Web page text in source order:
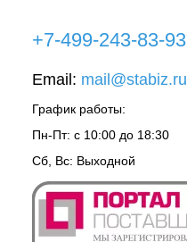
+7-499-243-83-93
Email: mail@stabiz.ru
График работы:
Пн-Пт: с 10:00 до 18:30
Сб, Вс: Выходной